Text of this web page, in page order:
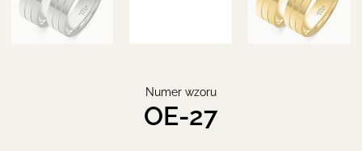
Numer wzoru
OE-27